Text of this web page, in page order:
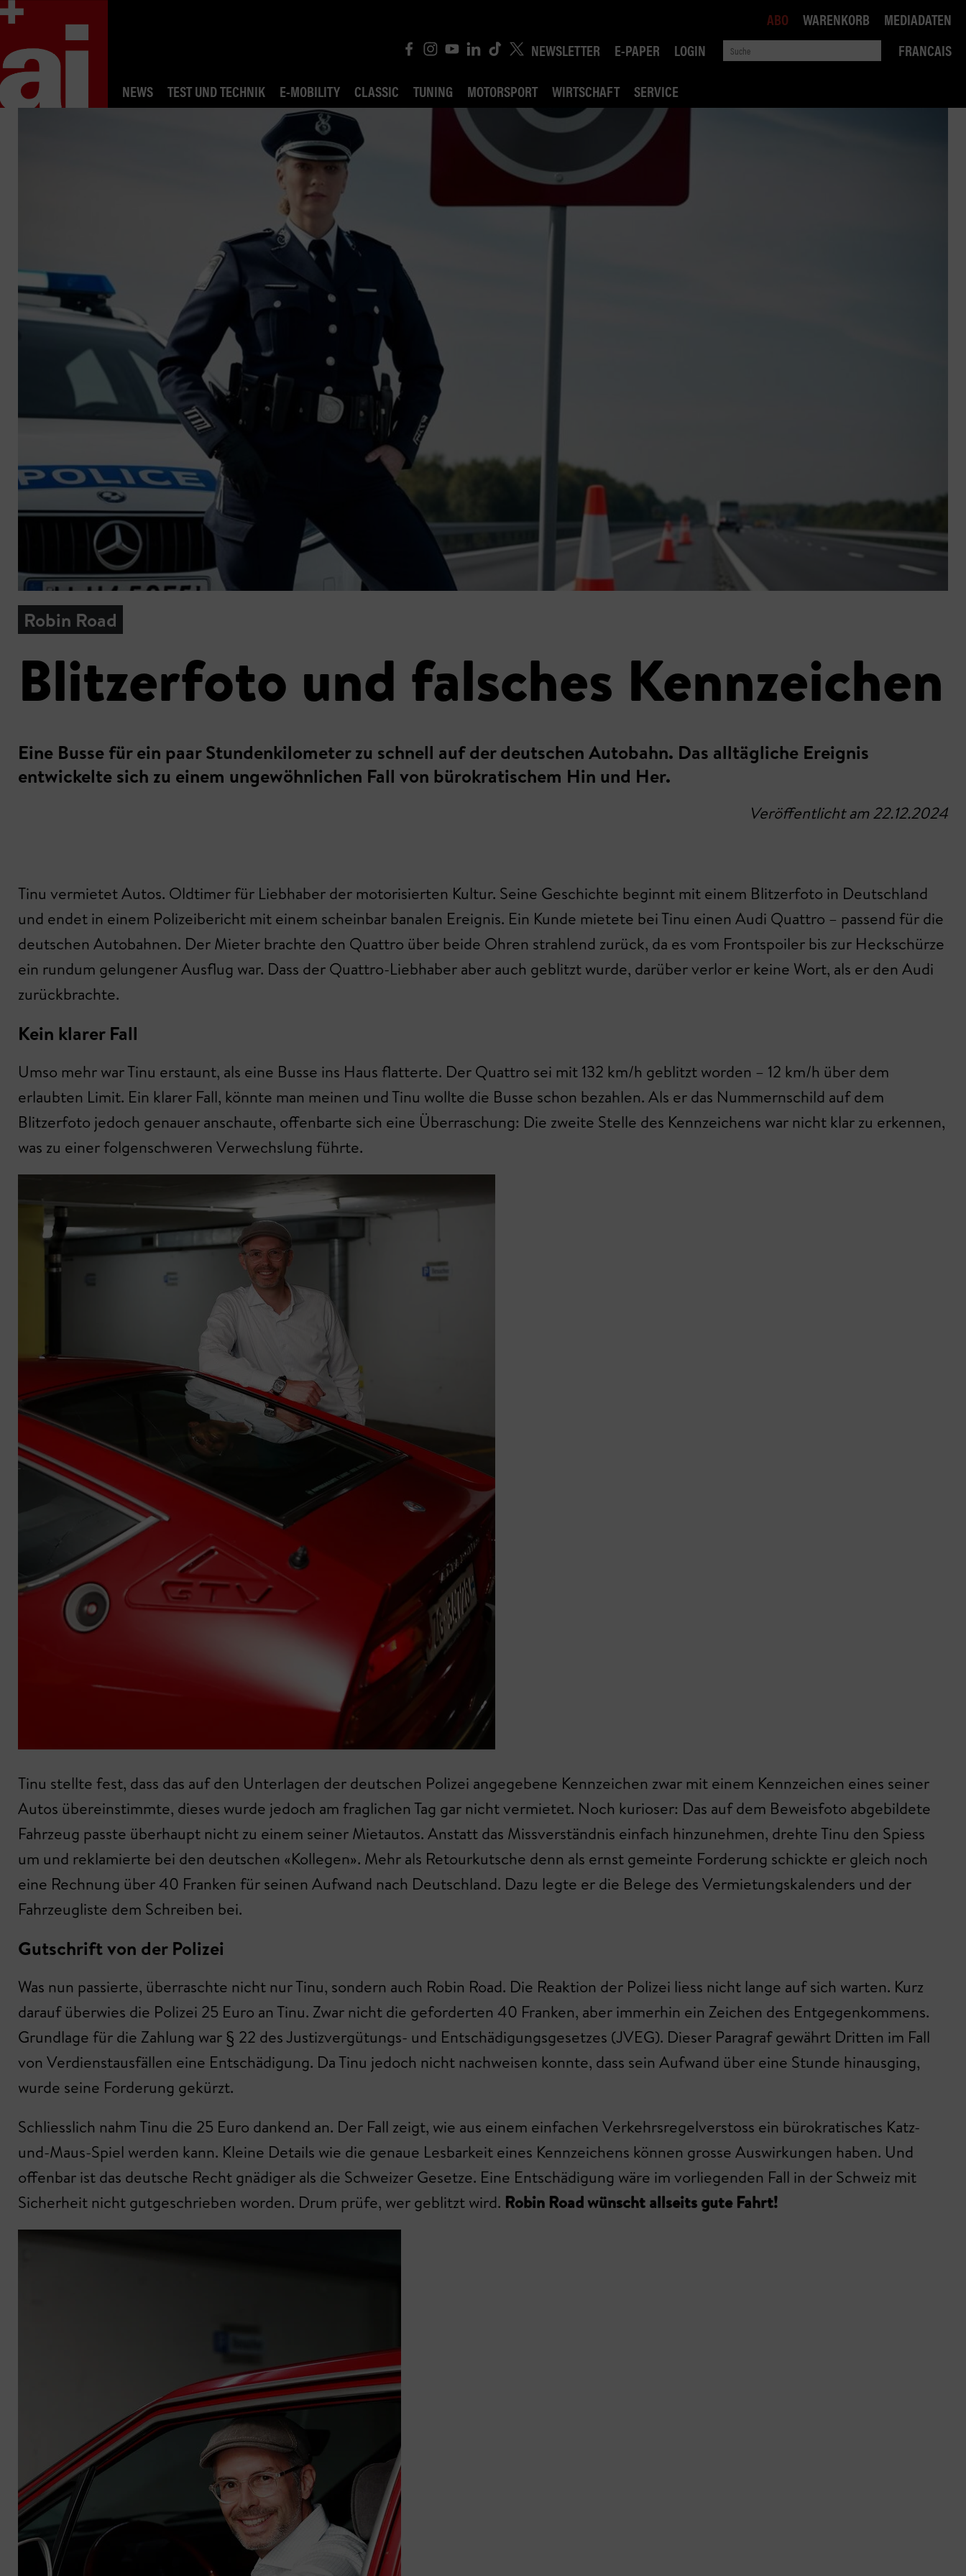
NEWSLETTER E-PAPER LOGIN
FRANCAIS
NEWS
TEST UND TECHNIK E-MOBILITY CLASSIC TUNING MOTORSPORT WIRTSCHAFT SERVICE
ROBIN ROAD
AI RECHTSBERATUNG
WETTBEWERB
ABO WARENKORB MEDIADATEN
Robin Road
Blitzerfoto und falsches Kennzeichen
Eine Busse für ein paar Stundenkilometer zu schnell auf der deutschen Autobahn. Das alltägliche Ereignis
entwickelte sich zu einem ungewöhnlichen Fall von bürokratischem Hin und Her.
Veröffentlicht am 22.12.2024
Tinu vermietet Autos. Oldtimer für Liebhaber der motorisierten Kultur. Seine Geschichte beginnt mit einem Blitzerfoto in Deutschland
und endet in einem Polizeibericht mit einem scheinbar banalen Ereignis. Ein Kunde mietete bei Tinu einen Audi Quattro – passend für die
deutschen Autobahnen. Der Mieter brachte den Quattro über beide Ohren strahlend zurück, da es vom Frontspoiler bis zur Heckschürze
ein rundum gelungener Ausflug war. Dass der Quattro-Liebhaber aber auch geblitzt wurde, darüber verlor er keine Wort, als er den Audi
zurückbrachte.
Kein klarer Fall
Umso mehr war Tinu erstaunt, als eine Busse ins Haus flatterte. Der Quattro sei mit 132 km/h geblitzt worden – 12 km/h über dem
erlaubten Limit. Ein klarer Fall, könnte man meinen und Tinu wollte die Busse schon bezahlen. Als er das Nummernschild auf dem
Blitzerfoto jedoch genauer anschaute, offenbarte sich eine Überraschung: Die zweite Stelle des Kennzeichens war nicht klar zu erkennen,
was zu einer folgenschweren Verwechslung führte.
Tinu stellte fest, dass das auf den Unterlagen der deutschen Polizei angegebene Kennzeichen zwar mit einem Kennzeichen eines seiner
Autos übereinstimmte, dieses wurde jedoch am fraglichen Tag gar nicht vermietet. Noch kurioser: Das auf dem Beweisfoto abgebildete
Fahrzeug passte überhaupt nicht zu einem seiner Mietautos. Anstatt das Missverständnis einfach hinzunehmen, drehte Tinu den Spiess
um und reklamierte bei den deutschen «Kollegen». Mehr als Retourkutsche denn als ernst gemeinte Forderung schickte er gleich noch
eine Rechnung über 40 Franken für seinen Aufwand nach Deutschland. Dazu legte er die Belege des Vermietungskalenders und der
Fahrzeugliste dem Schreiben bei.
Gutschrift von der Polizei
Was nun passierte, überraschte nicht nur Tinu, sondern auch Robin Road. Die Reaktion der Polizei liess nicht lange auf sich warten. Kurz
darauf überwies die Polizei 25 Euro an Tinu. Zwar nicht die geforderten 40 Franken, aber immerhin ein Zeichen des Entgegenkommens.
Grundlage für die Zahlung war § 22 des Justizvergütungs- und Entschädigungsgesetzes (JVEG). Dieser Paragraf gewährt Dritten im Fall
von Verdienstausfällen eine Entschädigung. Da Tinu jedoch nicht nachweisen konnte, dass sein Aufwand über eine Stunde hinausging,
wurde seine Forderung gekürzt.
Schliesslich nahm Tinu die 25 Euro dankend an. Der Fall zeigt, wie aus einem einfachen Verkehrsregelverstoss ein bürokratisches Katz-
und-Maus-Spiel werden kann. Kleine Details wie die genaue Lesbarkeit eines Kennzeichens können grosse Auswirkungen haben. Und
offenbar ist das deutsche Recht gnädiger als die Schweizer Gesetze. Eine Entschädigung wäre im vorliegenden Fall in der Schweiz mit
Sicherheit nicht gutgeschrieben worden. Drum prüfe, wer geblitzt wird. Robin Road wünscht allseits gute Fahrt!